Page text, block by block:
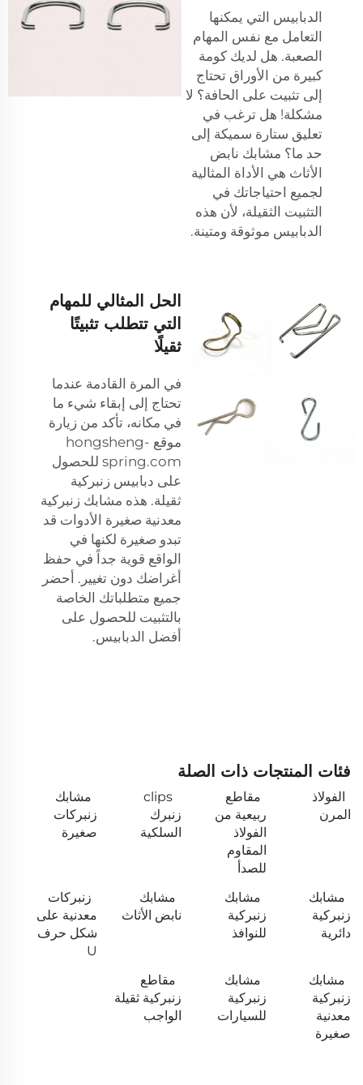
الدبابيس التي يمكنها
التعامل مع نفس المهام
الصعبة. هل لديك كومة
كبيرة من الأوراق تحتاج
إلى تثبيت على الحافة؟ لا
مشكلة! هل ترغب في
تعليق ستارة سميكة إلى
حد ما؟ مشابك نابض
الأثاث هي الأداة المثالية
لجميع احتياجاتك في
التثبيت الثقيلة، لأن هذه
الدبابيس موثوقة ومتينة.
الحل المثالي للمهام
التي تتطلب تثبيتًا
ثقيلًا
في المرة القادمة عندما
تحتاج إلى إبقاء شيء ما
في مكانه، تأكد من زيارة
موقع hongsheng-
spring.com للحصول
على دبابيس زنبركية
ثقيلة. هذه مشابك زنبركية
معدنية صغيرة الأدوات قد
تبدو صغيرة لكنها في
الواقع قوية جداً في حفظ
أغراضك دون تغيير. أحضر
جميع متطلباتك الخاصة
بالتثبيت للحصول على
أفضل الدبابيس.
فئات المنتجات ذات الصلة
الفولاذ
المرن
مقاطع
ربيعية من
الفولاذ
المقاوم
للصدأ
clips
زنبرك
السلكية
مشابك
زنبركات
صغيرة
مشابك
زنبركية
دائرية
مشابك
زنبركية
للنوافذ
مشابك
نابض الأثاث
زنبركات
معدنية على
شكل حرف
U
مشابك
زنبركية
معدنية
صغيرة
مشابك
زنبركية
للسيارات
مقاطع
زنبركية ثقيلة
الواجب